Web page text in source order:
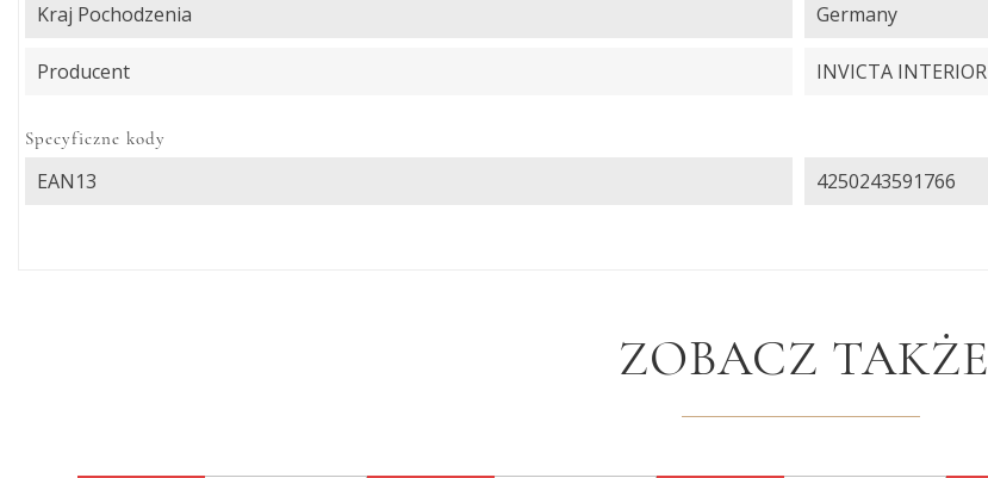
Kraj Pochodzenia Germany
Producent INVICTA INTERIOR
Specyficzne kody
EAN13 4250243591766
ZOBACZ TAKŻE